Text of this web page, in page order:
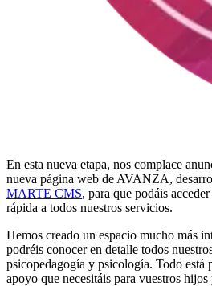
En esta nueva etapa, nos complace
nueva página web de AVANZA,
MARTE CMS, para que podáis
rápida a todos nuestros servicios.
Hemos creado un espacio mucho más
podréis conocer en detalle todos
psicopedagogía y psicología. Todo está
apoyo que necesitáis para vuestros